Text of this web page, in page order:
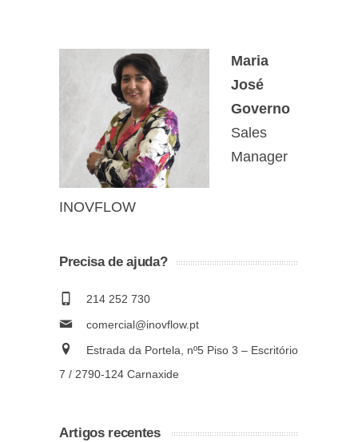
Maria
José
Governo
Sales
Manager
INOVFLOW
Precisa de ajuda?
214 252 730
comercial@inovflow.pt
Estrada da Portela, nº5 Piso 3 – Escritório
7 / 2790-124 Carnaxide
Artigos recentes